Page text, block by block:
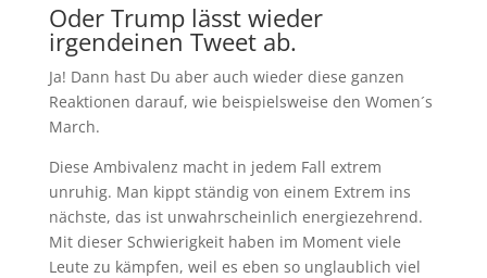
Oder Trump lässt wieder
irgendeinen Tweet ab.
Ja! Dann hast Du aber auch wieder diese ganzen
Reaktionen darauf, wie beispielsweise den Women´s
March.
Diese Ambivalenz macht in jedem Fall extrem
unruhig. Man kippt ständig von einem Extrem ins
nächste, das ist unwahrscheinlich energiezehrend.
Mit dieser Schwierigkeit haben im Moment viele
Leute zu kämpfen, weil es eben so unglaublich viel